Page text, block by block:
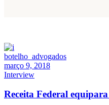
botelho_advogados
março 9, 2018
Interview
Receita Federal